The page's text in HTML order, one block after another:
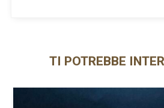
TI POTREBBE